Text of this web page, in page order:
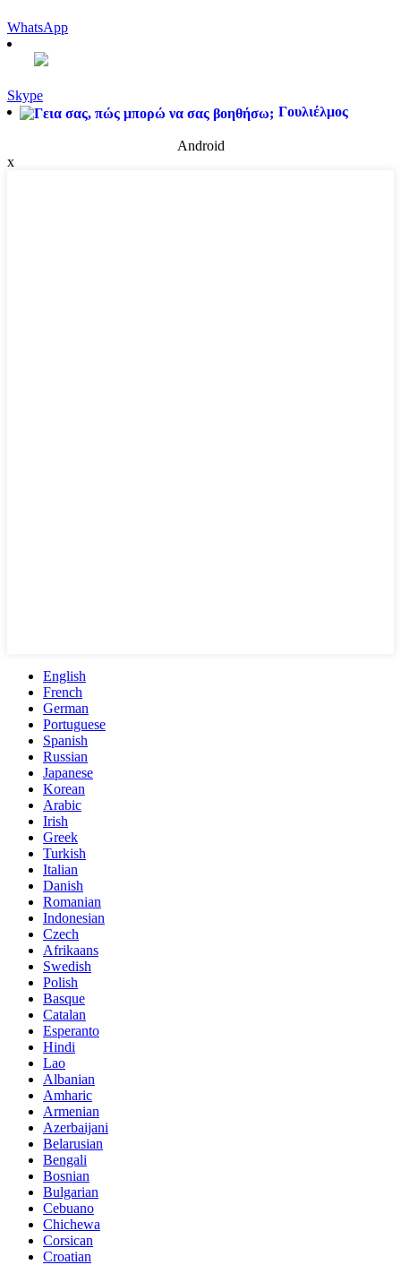
WhatsApp
Skype
Γουλιέλμος
Android
x
English
French
German
Portuguese
Spanish
Russian
Japanese
Korean
Arabic
Irish
Greek
Turkish
Italian
Danish
Romanian
Indonesian
Czech
Afrikaans
Swedish
Polish
Basque
Catalan
Esperanto
Hindi
Lao
Albanian
Amharic
Armenian
Azerbaijani
Belarusian
Bengali
Bosnian
Bulgarian
Cebuano
Chichewa
Corsican
Croatian